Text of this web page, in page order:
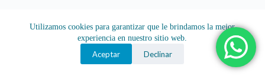
Utilizamos cookies para garantizar que le brindamos la mejor
experiencia en nuestro sitio web.
Aceptar Declinar